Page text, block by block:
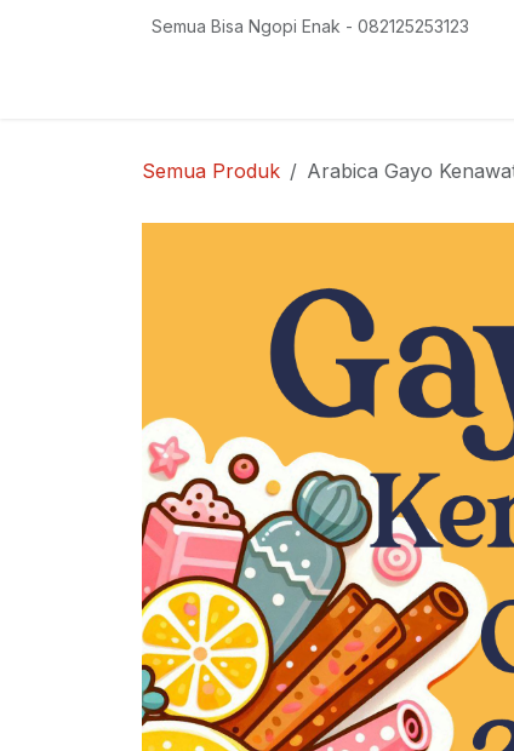
Semua Bisa Ngopi Enak - 082125253123
Semua Produk Arabica Gayo